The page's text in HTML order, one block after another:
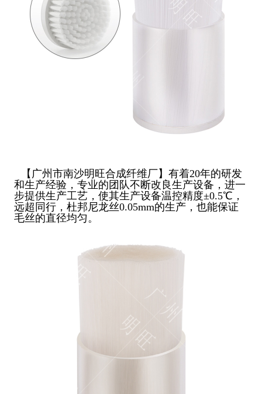
【广州市南沙明旺合成纤维厂】有着20年的研发
和生产经验，专业的团队不断改良生产设备，进一
步提供生产工艺，使其生产设备温控精度±0.5℃，
远超同行，杜邦尼龙丝0.05mm的生产，也能保证
毛丝的直径均匀。